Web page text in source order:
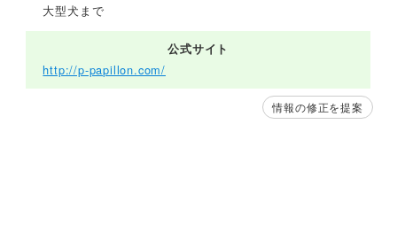
大型犬まで
公式サイト
http://p-papillon.com/
情報の修正を提案